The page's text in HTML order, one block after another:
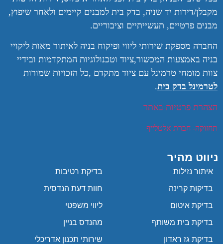
מקבלן/דירות יד שניה, בדק בית למבנים קיימים ולאחר שיפוץ,
מבנים פרטיים, תעשייתיים וציבוריים.
החברה מספקת שירותי ליווי ופיקוח בניה לאיתור מאות ליקויי
בניה באמצעות המכשור,ציוד וטכנולוגיות המתקדמות ובידיי
צוות מומחי טרמינל עם ציוד מתקדם ,כל הזכויות שמורות
לטרמינל בדק בית.
הצהרת פרטיות באתר
תחזוקה- חברת אלטלייף
ניווט מהיר
איתור נזילות
בדיקות קרינה
בדיקת איטום
בדיקת בית משותף
בדיקת גז ראדון
בדיקת רטיבות
חוות דעת הנדסית
ליווי משפטי
מהנדס בניין
שירותי תכנון אדריכלי